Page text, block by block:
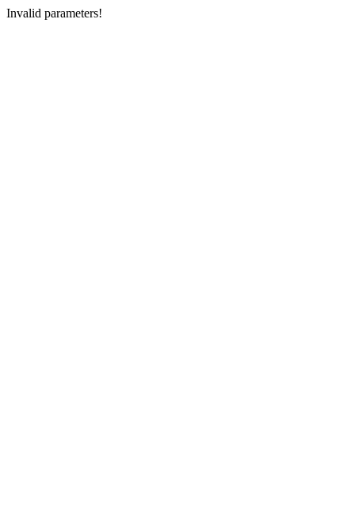
Invalid parameters!